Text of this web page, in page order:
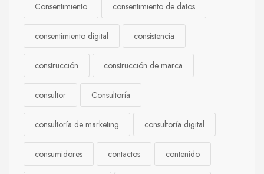
Consentimiento consentimiento de datos
consentimiento digital consistencia
construcción construcción de marca
consultor Consultoría
consultoría de marketing consultoría digital
consumidores contactos contenido